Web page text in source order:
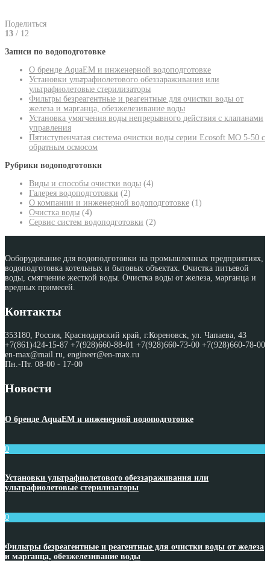
Поделиться
13 / 12
Записи по водоподготовке
О бренде AquaEM и инженерной водоподготовке
Установки ультрафиолетового обеззараживания или
ультрафиолетовые стерилизаторы
Фильтры безреагентные и реагентные для очистки воды от
железа и марганца, обезжелезивание воды
Установка умягчения воды непрерывного действия с клапанами
управления
Пятиступенчатая система очистки воды серии Ecosoft MO 5-50 с
обратным осмосом
Рубрики водоподготовки
Виды и способы очистки воды (4)
Галерея водоподготовки (2)
О компании и инженерной водоподготовке (1)
Очистка воды (4)
Сервис систем водоподготовки (2)
Ооборудование для водоподготовки на промышленных предприятиях,
водоподготовка котельных и бытовых объектах. Очистка питьевой
воды, смягчение жесткой воды. Очистка воды от железа, марганца и
вредных примесей.
Контакты
353180, Россия, Краснодарский край, г.Кореновск, ул. Чапаева, 43
+7(861)424-15-87 +7(928)660-88-01 +7(928)660-73-00 +7(928)660-78-00
en-max@mail.ru, engineer@en-max.ru
Пн.-Пт. 08-00 - 17-00
Новости
О бренде AquaEM и инженерной водоподготовке
0
Установки ультрафиолетового обеззараживания или
ультрафиолетовые стерилизаторы
0
Фильтры безреагентные и реагентные для очистки воды от железа
и марганца, обезжелезивание воды